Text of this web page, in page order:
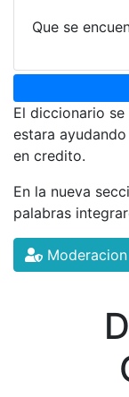
Que se
El diccionario se
estara
en credito.
En la nueva
palabras
Moderacion